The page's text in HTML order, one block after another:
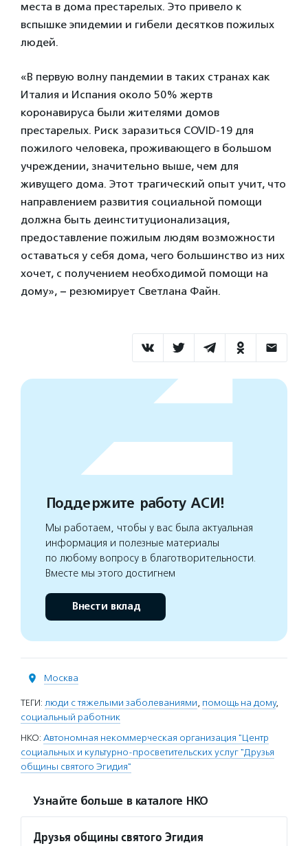
места в дома престарелых. Это привело к
вспышке эпидемии и гибели десятков пожилых
людей.
«В первую волну пандемии в таких странах как
Италия и Испания около 50% жертв
коронавируса были жителями домов
престарелых. Риск заразиться COVID-19 для
пожилого человека, проживающего в большом
учреждении, значительно выше, чем для
живущего дома. Этот трагический опыт учит, что
направлением развития социальной помощи
должна быть деинституционализация,
предоставление пожилым людям возможности
оставаться у себя дома, чего большинство из них
хочет, с получением необходимой помощи на
дому», − резюмирует Светлана Файн.
Поддержите работу АСИ!
Мы работаем, чтобы у вас была актуальная
информация и полезные материалы
по любому вопросу в благотворительности.
Вместе мы этого достигнем
Внести вклад
Москва
ТЕГИ: люди с тяжелыми заболеваниями, помощь на дому,
социальный работник
НКО: Автономная некоммерческая организация "Центр
социальных и культурно-просветительских услуг "Друзья
общины святого Эгидия"
Узнайте больше в каталоге НКО
Друзья общины святого Эгидия